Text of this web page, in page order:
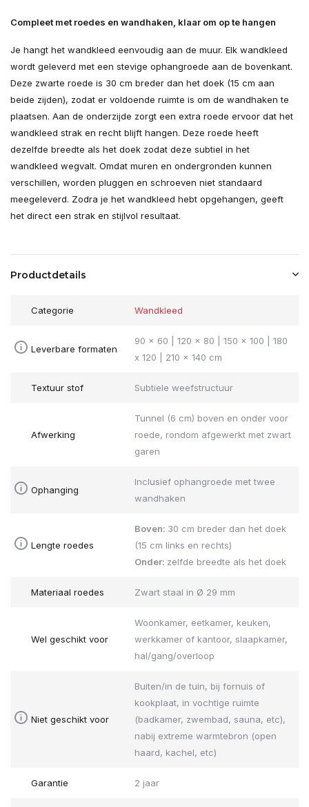
Compleet met roedes en wandhaken, klaar om op te hangen
Je hangt het wandkleed eenvoudig aan de muur. Elk wandkleed
wordt geleverd met een stevige ophangroede aan de bovenkant.
Deze zwarte roede is 30 cm breder dan het doek (15 cm aan
beide zijden), zodat er voldoende ruimte is om de wandhaken te
plaatsen. Aan de onderzijde zorgt een extra roede ervoor dat het
wandkleed strak en recht blijft hangen. Deze roede heeft
dezelfde breedte als het doek zodat deze subtiel in het
wandkleed wegvalt. Omdat muren en ondergronden kunnen
verschillen, worden pluggen en schroeven niet standaard
meegeleverd. Zodra je het wandkleed hebt opgehangen, geeft
het direct een strak en stijlvol resultaat.
Productdetails
Categorie Wandkleed
Leverbare formaten
90 x 60 | 120 x 80 | 150 x 100 | 180
x 120 | 210 x 140 cm
Textuur stof Subtiele weefstructuur
Afwerking
Tunnel (6 cm) boven en onder voor
roede, rondom afgewerkt met zwart
garen
Ophanging
Inclusief ophangroede met twee
wandhaken
Lengte roedes
Boven: 30 cm breder dan het doek
(15 cm links en rechts)
Onder: zelfde breedte als het doek
Materiaal roedes Zwart staal in Ø 29 mm
Wel geschikt voor
Woonkamer, eetkamer, keuken,
werkkamer of kantoor, slaapkamer,
hal/gang/overloop
Niet geschikt voor
Buiten/in de tuin, bij fornuis of
kookplaat, in vochtige ruimte
(badkamer, zwembad, sauna, etc),
nabij extreme warmtebron (open
haard, kachel, etc)
Garantie 2 jaar